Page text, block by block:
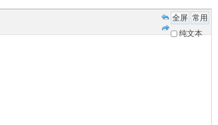
全屏 常用
纯文本